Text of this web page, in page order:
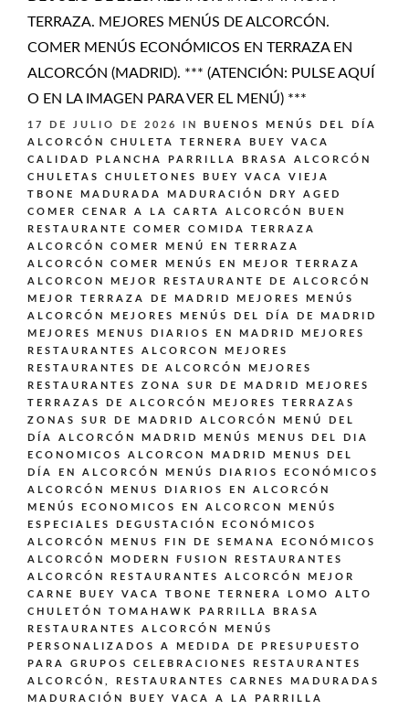
TERRAZA. MEJORES MENÚS DE ALCORCÓN.
COMER MENÚS ECONÓMICOS EN TERRAZA EN
ALCORCÓN (MADRID). *** (ATENCIÓN: PULSE AQUÍ
O EN LA IMAGEN PARA VER EL MENÚ) ***
17 DE JULIO DE 2026 IN
BUENOS MENÚS DEL DÍA
ALCORCÓN
CHULETA TERNERA BUEY VACA
CALIDAD PLANCHA PARRILLA BRASA ALCORCÓN
CHULETAS CHULETONES BUEY VACA VIEJA
TBONE MADURADA MADURACIÓN DRY AGED
COMER CENAR A LA CARTA ALCORCÓN BUEN
RESTAURANTE
COMER COMIDA TERRAZA
ALCORCÓN
COMER MENÚ EN TERRAZA
ALCORCÓN
COMER MENÚS EN MEJOR TERRAZA
ALCORCON
MEJOR RESTAURANTE DE ALCORCÓN
MEJOR TERRAZA DE MADRID
MEJORES MENÚS
ALCORCÓN
MEJORES MENÚS DEL DÍA DE MADRID
MEJORES MENUS DIARIOS EN MADRID
MEJORES
RESTAURANTES ALCORCON
MEJORES
RESTAURANTES DE ALCORCÓN
MEJORES
RESTAURANTES ZONA SUR DE MADRID
MEJORES
TERRAZAS DE ALCORCÓN
MEJORES TERRAZAS
ZONAS SUR DE MADRID ALCORCÓN
MENÚ DEL
DÍA ALCORCÓN MADRID
MENÚS
MENUS DEL DIA
ECONOMICOS ALCORCON MADRID
MENUS DEL
DÍA EN ALCORCÓN
MENÚS DIARIOS ECONÓMICOS
ALCORCÓN
MENUS DIARIOS EN ALCORCÓN
MENÚS ECONOMICOS EN ALCORCON
MENÚS
ESPECIALES DEGUSTACIÓN ECONÓMICOS
ALCORCÓN
MENUS FIN DE SEMANA ECONÓMICOS
ALCORCÓN
MODERN FUSION
RESTAURANTES
ALCORCÓN
RESTAURANTES ALCORCÓN MEJOR
CARNE BUEY VACA TBONE TERNERA LOMO ALTO
CHULETÓN TOMAHAWK PARRILLA BRASA
RESTAURANTES ALCORCÓN MENÚS
PERSONALIZADOS A MEDIDA DE PRESUPUESTO
PARA GRUPOS CELEBRACIONES
RESTAURANTES
ALCORCÓN,
RESTAURANTES CARNES MADURADAS
MADURACIÓN BUEY VACA A LA PARRILLA